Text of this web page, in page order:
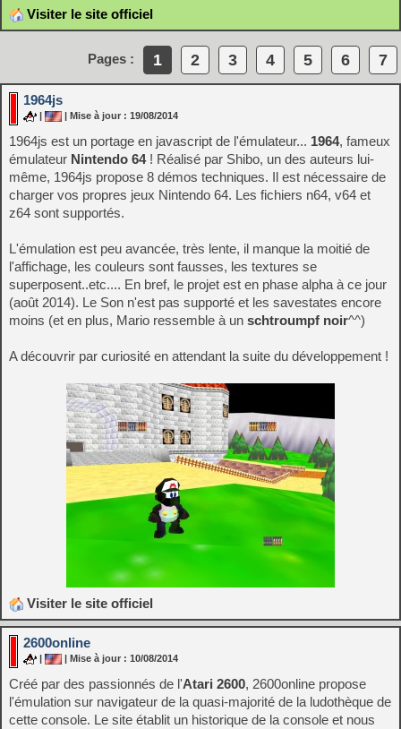
Visiter le site officiel
Pages : 1 2 3 4 5 6 7
1964js
| | Mise à jour : 19/08/2014
1964js est un portage en javascript de l'émulateur... 1964, fameux
émulateur Nintendo 64! Réalisé par Shibo, un des auteurs lui-
même, 1964js propose 8 démos techniques. Il est nécessaire de
charger vos propres jeux Nintendo 64. Les fichiers n64, v64 et
z64 sont supportés.
L'émulation est peu avancée, très lente, il manque la moitié de
l'affichage, les couleurs sont fausses, les textures se
superposent..etc.... En bref, le projet est en phase alpha à ce jour
(août 2014). Le Son n'est pas supporté et les savestates encore
moins (et en plus, Mario ressemble à un schtroumpf noir^^)
A découvrir par curiosité en attendant la suite du développement !
Visiter le site officiel
2600online
| | Mise à jour : 10/08/2014
Créé par des passionnés de l'Atari 2600, 2600online propose
l'émulation sur navigateur de la quasi-majorité de la ludothèque de
cette console. Le site établit un historique de la console et nous